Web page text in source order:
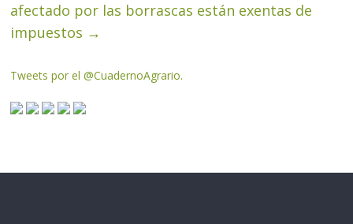
afectado por las borrascas están exentas de
impuestos →
Tweets por el @CuadernoAgrario.